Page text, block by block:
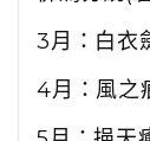
3月：白衣
4月：風之